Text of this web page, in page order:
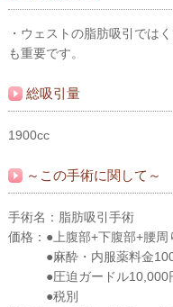
・ウェストの脂肪吸引では
も重要です。
総吸引量
1900cc
～この手術に関して～
手術名：脂肪吸引手術
価格：●上腹部+下腹部+腰周
●麻酔・内服薬料金
●圧迫ガードル10,000
●税別